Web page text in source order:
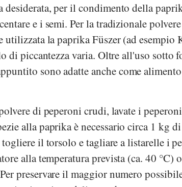
desiderata, per il condimento della
e i semi. Per la tradizionale
utilizzata la paprika Füszer (ad esempio
di piccantezza varia. Oltre all'uso sotto
sono adatte anche come
di peperoni crudi, lavate i
alla paprika è necessario circa 1 kg
togliere il torsolo e tagliare a listarelle i
alla temperatura prevista (ca. 40
preservare il maggior numero